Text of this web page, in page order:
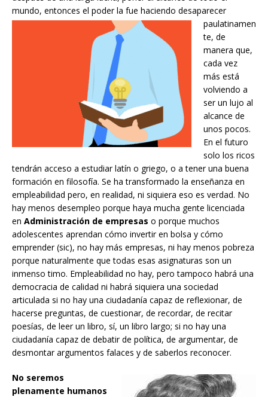
mundo, entonces el poder la fue haciendo desaparecer
paulatinamen
te, de
manera que,
cada vez
más está
volviendo a
ser un lujo al
alcance de
unos pocos.
En el futuro
solo los ricos
tendrán acceso a estudiar latín o griego, o a tener una buena
formación en filosofía. Se ha transformado la enseñanza en
empleabilidad pero, en realidad, ni siquiera eso es verdad. No
hay menos desempleo porque haya mucha gente licenciada
en Administración de empresas o porque muchos
adolescentes aprendan cómo invertir en bolsa y cómo
emprender (sic), no hay más empresas, ni hay menos pobreza
porque naturalmente que todas esas asignaturas son un
inmenso timo. Empleabilidad no hay, pero tampoco habrá una
democracia de calidad ni habrá siquiera una sociedad
articulada si no hay una ciudadanía capaz de reflexionar, de
hacerse preguntas, de cuestionar, de recordar, de recitar
poesías, de leer un libro, sí, un libro largo; si no hay una
ciudadanía capaz de debatir de política, de argumentar, de
desmontar argumentos falaces y de saberlos reconocer.
No seremos
plenamente humanos